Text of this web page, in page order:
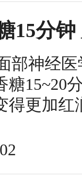
15分
部神经
糖15~20
得更加